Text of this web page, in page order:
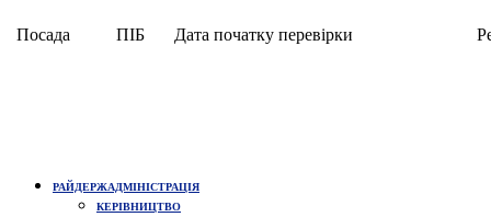
Посада ПІБ Дата початку перевірки
РАЙДЕРЖАДМІНІСТРАЦІЯ
КЕРІВНИЦТВО